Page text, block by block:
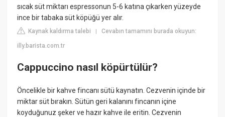
sıcak süt miktarı espressonun 5-6 katına çıkarken yüzeyde
ince bir tabaka süt köpüğü yer alır.
Kaynak kaldırma talebi |Cevabın tamamını burada okuyun:
illy.barista.com.tr
Cappuccino nasıl köpürtülür?
Öncelikle bir kahve fincanı sütü kaynatın. Cezvenin içinde bir
miktar süt bırakın. Sütün geri kalanını fincanın içine
koyduğunuz şeker ve hazır kahve ile eritin. Cezvenin